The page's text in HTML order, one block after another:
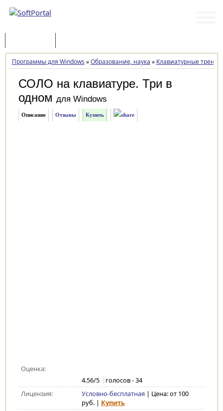
Программы для Windows »Образование, наука » Клавиатурные
СОЛО на клавиатуре. Три в
одном для Windows
Описание Отзывы Купить
Оценка:
4.56/5 голосов -34
Лицензия:
Условно-бесплатная | Цена: от 100
руб. | Купить